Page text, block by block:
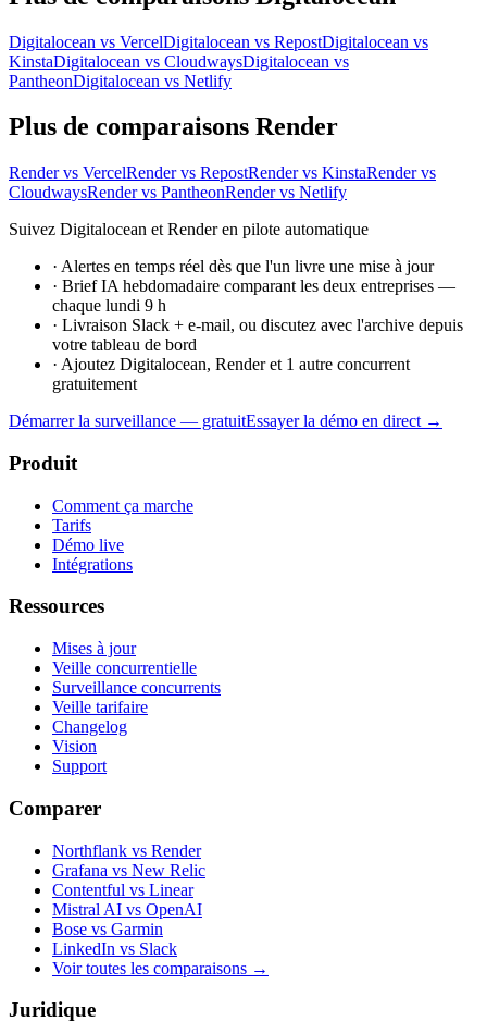
Digitalocean vs VercelDigitalocean vs RepostDigitalocean vs
KinstaDigitalocean vs CloudwaysDigitalocean vs
PantheonDigitalocean vs Netlify
Plus de comparaisons Render
Render vs VercelRender vs RepostRender vs KinstaRender vs
CloudwaysRender vs PantheonRender vs Netlify
Suivez Digitalocean et Render en pilote automatique
· Alertes en temps réel dès que l'un livre une mise à jour
· Brief IA hebdomadaire comparant les deux entreprises —
chaque lundi 9 h
· Livraison Slack + e-mail, ou discutez avec l'archive depuis
votre tableau de bord
· Ajoutez Digitalocean, Render et 1 autre concurrent
gratuitement
Démarrer la surveillance — gratuitEssayer la démo en direct →
Produit
Comment ça marche
Tarifs
Démo live
Intégrations
Ressources
Mises à jour
Veille concurrentielle
Surveillance concurrents
Veille tarifaire
Changelog
Vision
Support
Comparer
Northflank vs Render
Grafana vs New Relic
Contentful vs Linear
Mistral AI vs OpenAI
Bose vs Garmin
LinkedIn vs Slack
Voir toutes les comparaisons →
Juridique